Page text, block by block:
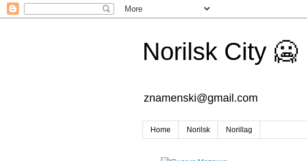
Norilsk City 🥶
znamenski@gmail.com
Home Norilsk Norillag